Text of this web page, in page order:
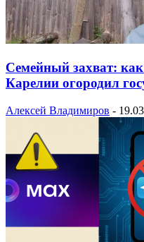
Семейный захват:
Карелии огородил
Алексей Владимиров -